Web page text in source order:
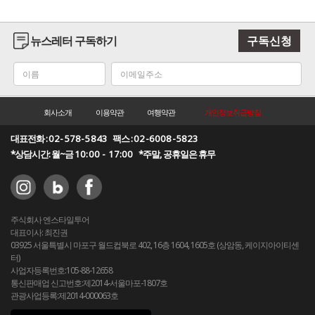
뉴스레터 구독하기 구독신청
회사소개 이용약관 여행약관 개인정보취급방침
대표전화 :02-578-5843 팩스 :02-6008-5823
*상담시간: 월~금10:00 - 17:00 *주말, 공휴일은 휴무
주식회사 엔스타일투어
대표이사: 최진권
03925 서울특별시 마포구 월드컵북로 402, 16층 1604, 1605호 (상암동, 케이지아이티센
터)
사업자등록번호:105-88-12658
통신판매업 신고번호:제2014-서울마포-1807호
관광사업등록:제2014-000063호